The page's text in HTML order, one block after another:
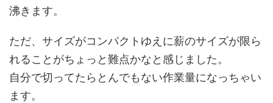
沸きます。
ただ、サイズがコンパクトゆえに薪のサイズが限ら
れることがちょっと難点かなと感じました。
自分で切ってたらとんでもない作業量になっちゃい
ます。